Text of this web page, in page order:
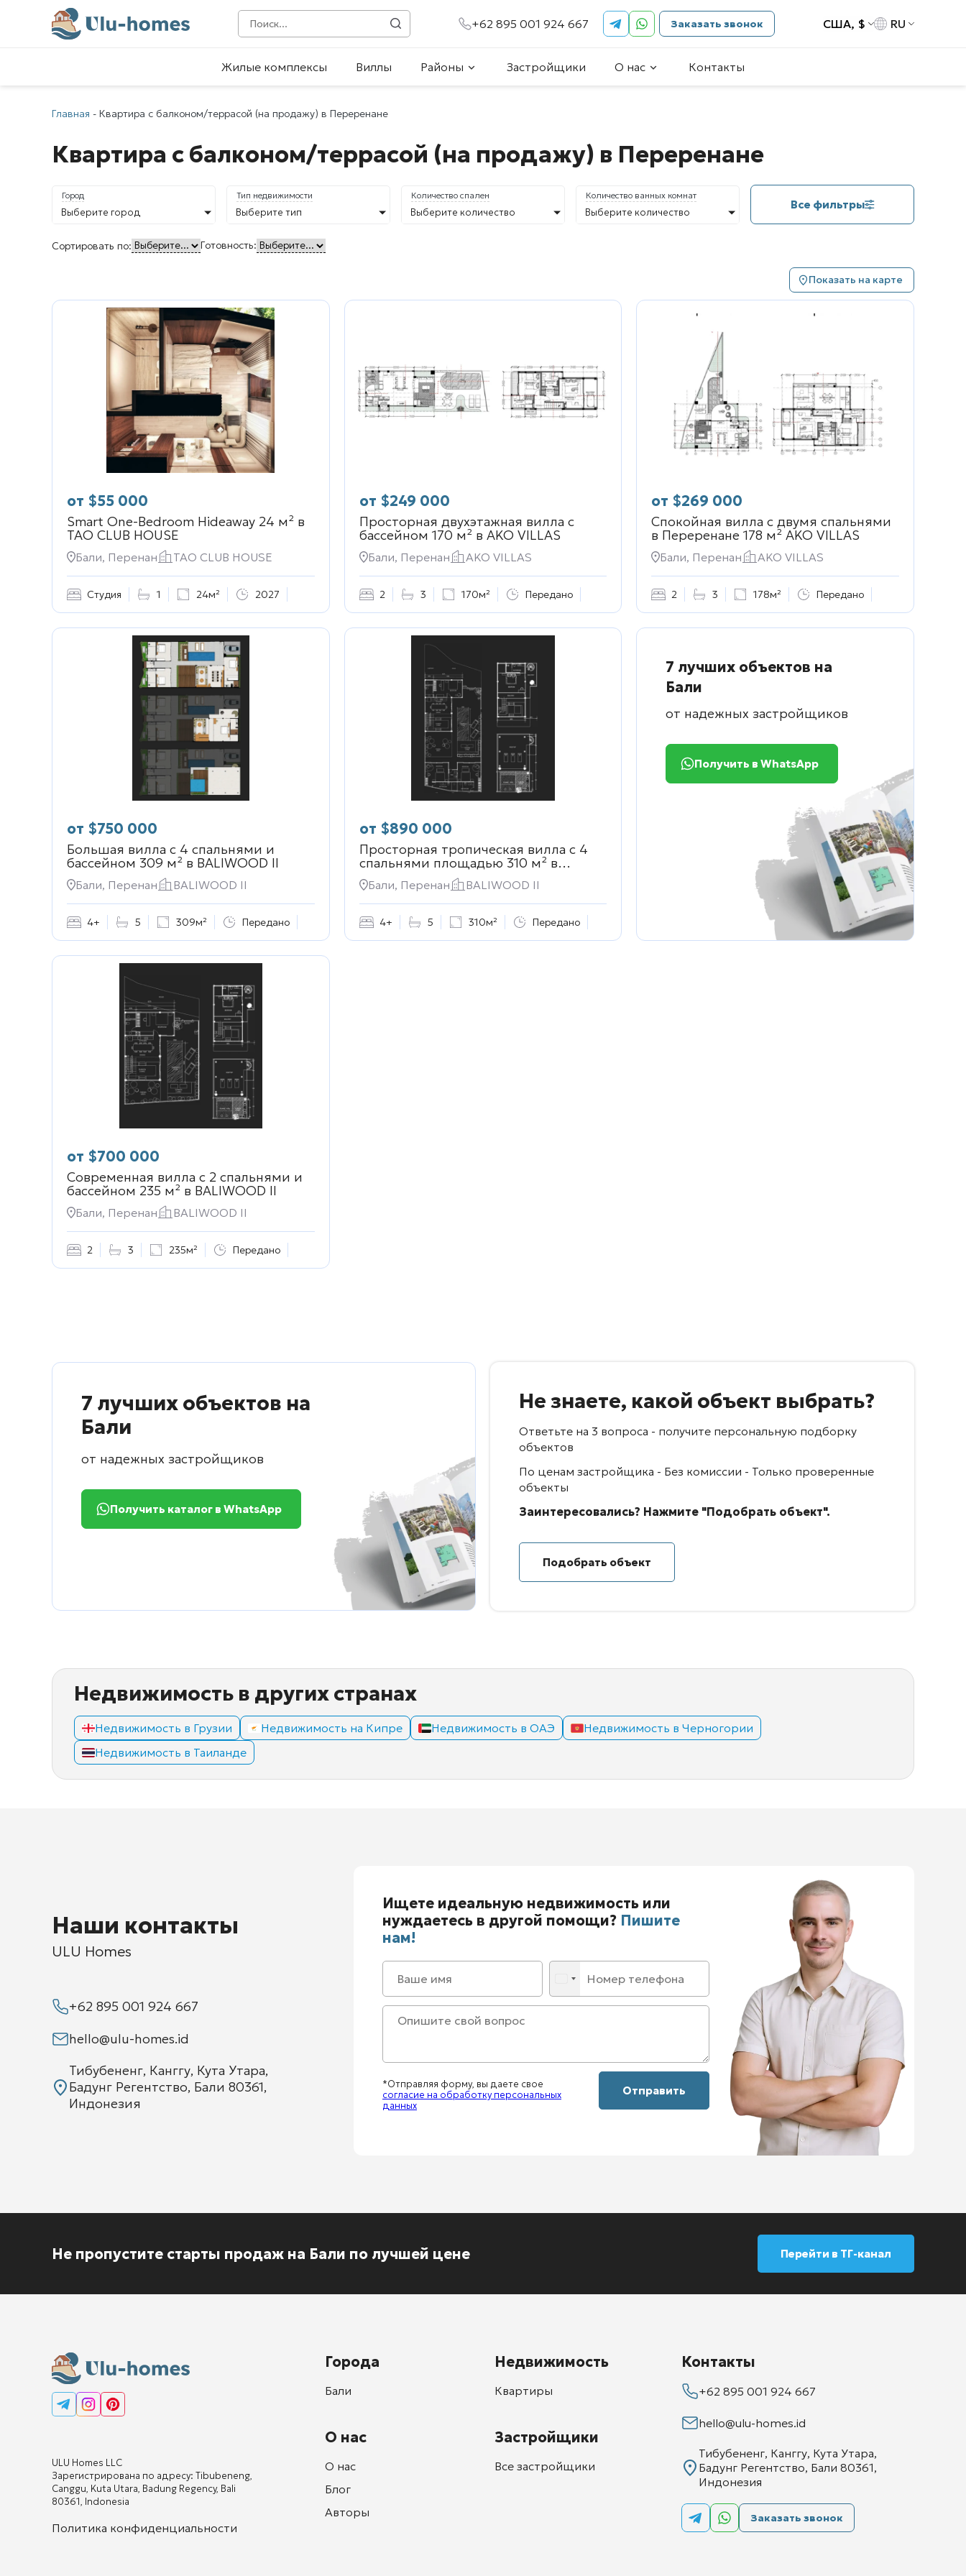
+62 895 001 924 667 Заказать звонок США, $ RU
Жилые комплексы Виллы Районы Застройщики О нас Контакты
Главная - Квартира с балконом/террасой (на продажу) в Переренане
Квартира с балконом/террасой (на продажу) в Переренане
Город
Выберите город
Тип недвижимости
Выберите тип
Количество спален
Выберите количество
Количество ванных комнат
Выберите количество
Все фильтры
Сортировать по: Готовность:
Показать на карте
от $55 000
Smart One-Bedroom Hideaway 24 м² в
TAO CLUB HOUSE
Бали, Перенан TAO CLUB HOUSE
Студия 1 24м² 2027
от $249 000
Просторная двухэтажная вилла с
бассейном 170 м² в AKO VILLAS
Бали, Перенан AKO VILLAS
2 3 170м² Передано
от $269 000
Спокойная вилла с двумя спальнями
в Переренане 178 м² AKO VILLAS
Бали, Перенан AKO VILLAS
2 3 178м² Передано
от $750 000
Большая вилла с 4 спальнями и
бассейном 309 м² в BALIWOOD II
Бали, Перенан BALIWOOD II
4+ 5 309м² Передано
от $890 000
Просторная тропическая вилла с 4
спальнями площадью 310 м² в
BALIWOOD II
Бали, Перенан BALIWOOD II
4+ 5 310м² Передано
7 лучших объектов на
Бали
от надежных застройщиков
Получить в WhatsApp
от $700 000
Современная вилла с 2 спальнями и
бассейном 235 м² в BALIWOOD II
Бали, Перенан BALIWOOD II
2 3 235м² Передано
7 лучших объектов на
Бали
от надежных застройщиков
Получить каталог в WhatsApp
Не знаете, какой объект выбрать?
Ответьте на 3 вопроса - получите персональную подборку
объектов
По ценам застройщика - Без комиссии - Только проверенные
объекты
Заинтересовались? Нажмите "Подобрать объект".
Подобрать объект
Недвижимость в других странах
Недвижимость в Грузии Недвижимость на Кипре Недвижимость в ОАЭ
Недвижимость в Черногории
Недвижимость в Таиланде
Наши контакты
ULU Homes
+62 895 001 924 667
hello@ulu-homes.id
Тибубененг, Канггу, Кута Утара,
Бадунг Регентство, Бали 80361,
Индонезия
Ищете идеальную недвижимость или
нуждаетесь в другой помощи? Пишите
нам!
*Отправляя форму, вы даете свое
согласие на обработку персональных
данных
Не пропустите старты продаж на Бали по лучшей цене Перейти в ТГ-канал
ULU Homes LLC
Зарегистрирована по адресу: Tibubeneng,
Canggu, Kuta Utara, Badung Regency, Bali
80361, Indonesia
Политика конфиденциальности
Города
Бали
О нас
О нас
Блог
Авторы
Недвижимость
Квартиры
Застройщики
Все застройщики
Контакты
+62 895 001 924 667
hello@ulu-homes.id
Тибубененг, Канггу, Кута Утара,
Бадунг Регентство, Бали 80361,
Индонезия
Заказать звонок